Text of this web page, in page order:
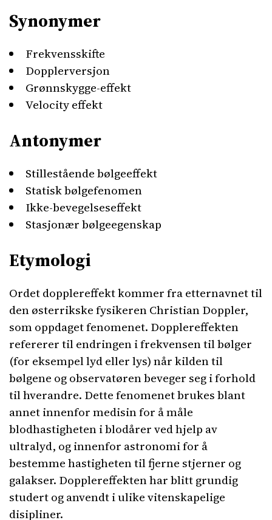
Synonymer
Frekvensskifte
Dopplerversjon
Grønnskygge-effekt
Velocity effekt
Antonymer
Stillestående bølgeeffekt
Statisk bølgefenomen
Ikke-bevegelseseffekt
Stasjonær bølgeegenskap
Etymologi
Ordet dopplereffekt kommer fra etternavnet til
den østerrikske fysikeren Christian Doppler,
som oppdaget fenomenet. Dopplereffekten
refererer til endringen i frekvensen til bølger
(for eksempel lyd eller lys) når kilden til
bølgene og observatøren beveger seg i forhold
til hverandre. Dette fenomenet brukes blant
annet innenfor medisin for å måle
blodhastigheten i blodårer ved hjelp av
ultralyd, og innenfor astronomi for å
bestemme hastigheten til fjerne stjerner og
galakser. Dopplereffekten har blitt grundig
studert og anvendt i ulike vitenskapelige
disipliner.